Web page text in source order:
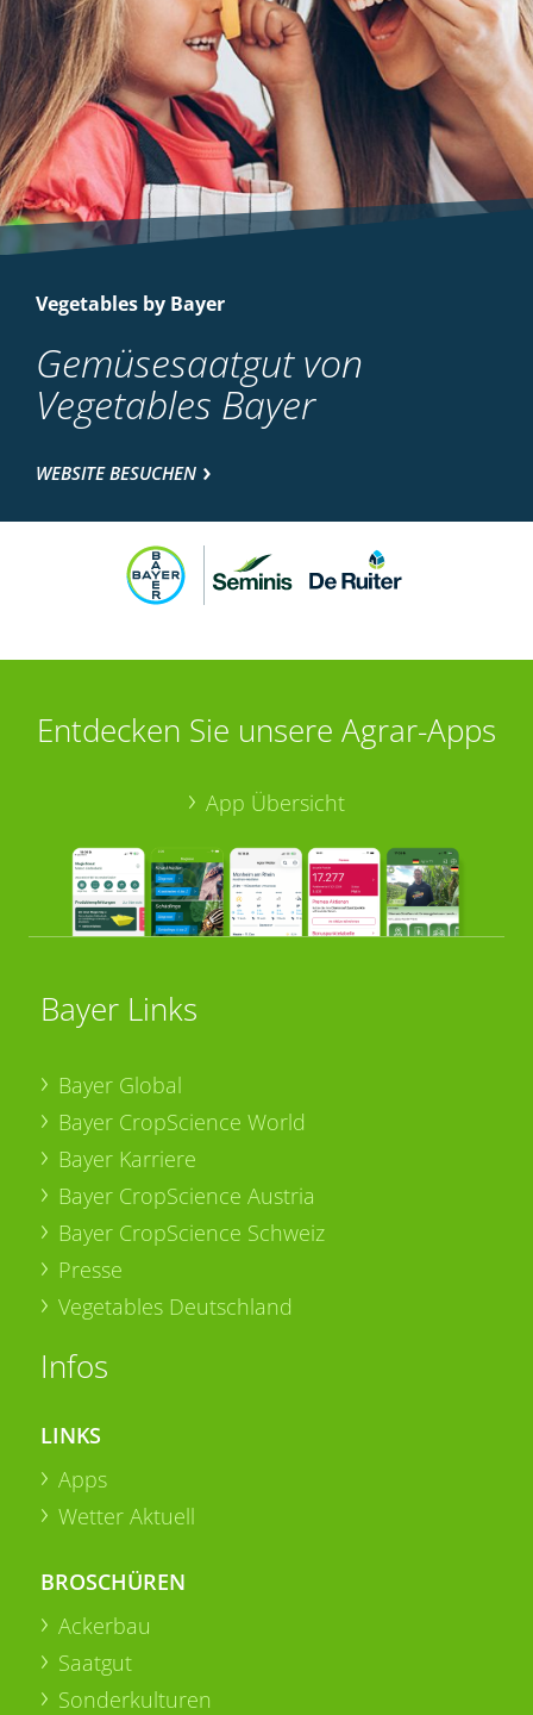
Vegetables by Bayer
Gemüsesaatgut von
Vegetables Bayer
WEBSITE BESUCHEN
Entdecken Sie unsere Agrar-Apps
App Übersicht
Bayer Links
Bayer Global
Bayer CropScience World
Bayer Karriere
Bayer CropScience Austria
Bayer CropScience Schweiz
Presse
Vegetables Deutschland
Infos
LINKS
Apps
Wetter Aktuell
BROSCHÜREN
Ackerbau
Saatgut
Sonderkulturen